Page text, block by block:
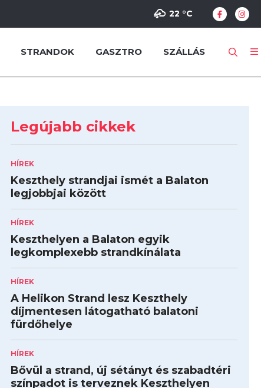
22 °C
STRANDOK GASZTRO SZÁLLÁS
Legújabb cikkek
HÍREK
Keszthely strandjai ismét a Balaton
legjobbjai között
HÍREK
Keszthelyen a Balaton egyik
legkomplexebb strandkínálata
HÍREK
A Helikon Strand lesz Keszthely
díjmentesen látogatható balatoni
fürdőhelye
HÍREK
Bővül a strand, új sétányt és szabadtéri
színpadot is terveznek Keszthelyen